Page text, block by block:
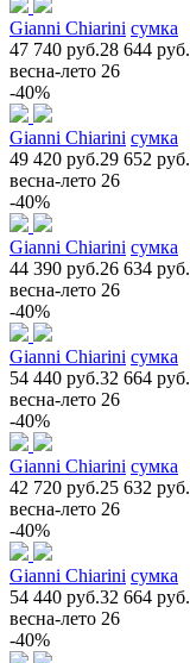
Gianni Chiarini сумка
47 740 руб.28 644 руб.
весна-лето 26
-40%
Gianni Chiarini сумка
49 420 руб.29 652 руб.
весна-лето 26
-40%
Gianni Chiarini сумка
44 390 руб.26 634 руб.
весна-лето 26
-40%
Gianni Chiarini сумка
54 440 руб.32 664 руб.
весна-лето 26
-40%
Gianni Chiarini сумка
42 720 руб.25 632 руб.
весна-лето 26
-40%
Gianni Chiarini сумка
54 440 руб.32 664 руб.
весна-лето 26
-40%